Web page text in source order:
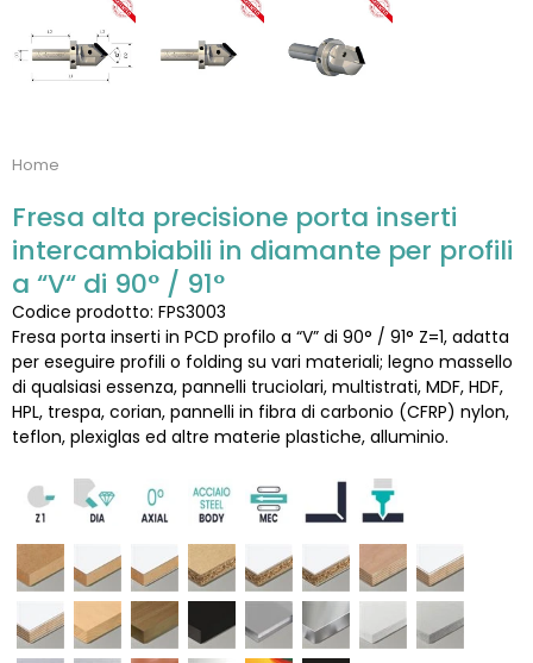
Home
Fresa alta precisione porta inserti
intercambiabili in diamante per profili
a “V“ di 90° / 91°
Codice prodotto: FPS3003
Fresa porta inserti in PCD profilo a “V” di 90° / 91° Z=1, adatta
per eseguire profili o folding su vari materiali; legno massello
di qualsiasi essenza, pannelli truciolari, multistrati, MDF, HDF,
HPL, trespa, corian, pannelli in fibra di carbonio (CFRP) nylon,
teflon, plexiglas ed altre materie plastiche, alluminio.